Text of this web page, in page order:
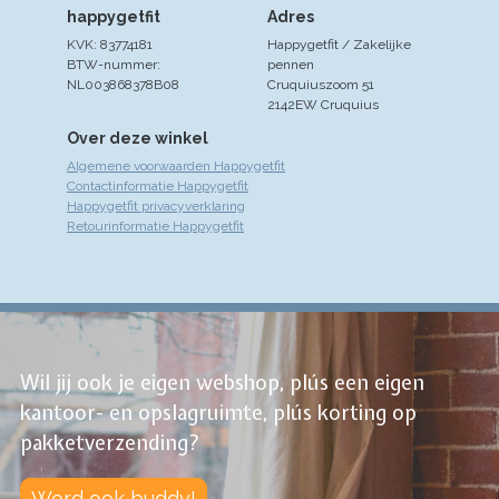
Over deze winkel
Algemene voorwaarden Happygetfit
Contactinformatie Happygetfit
Happygetfit privacyverklaring
Retourinformatie Happygetfit
Adres
Happygetfit / Zakelijke
pennen
Cruquiuszoom 51
2142EW Cruquius
happygetfit
KVK: 83774181
BTW-nummer:
NL003868378B08
Wil jij ook je eigen webshop, plús een eigen
kantoor- en opslagruimte, plús korting op
pakketverzending?